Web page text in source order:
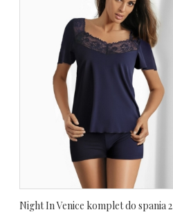
Night In Venice komplet do spania 2